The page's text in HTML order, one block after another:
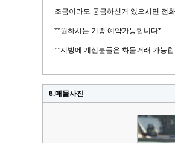
조금이라도 궁금하신거 있으시면 전
**원하시는 기종 예약가능합니다*
**지방에 계신분들은 화물거래 가능
6.매물사진